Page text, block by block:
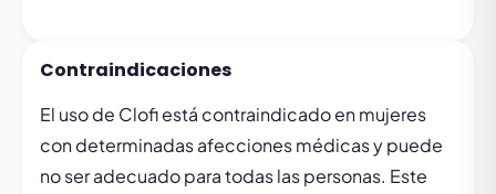
Contraindicaciones
El uso de Clofi está contraindicado en mujeres
con determinadas afecciones médicas y puede
no ser adecuado para todas las personas. Este